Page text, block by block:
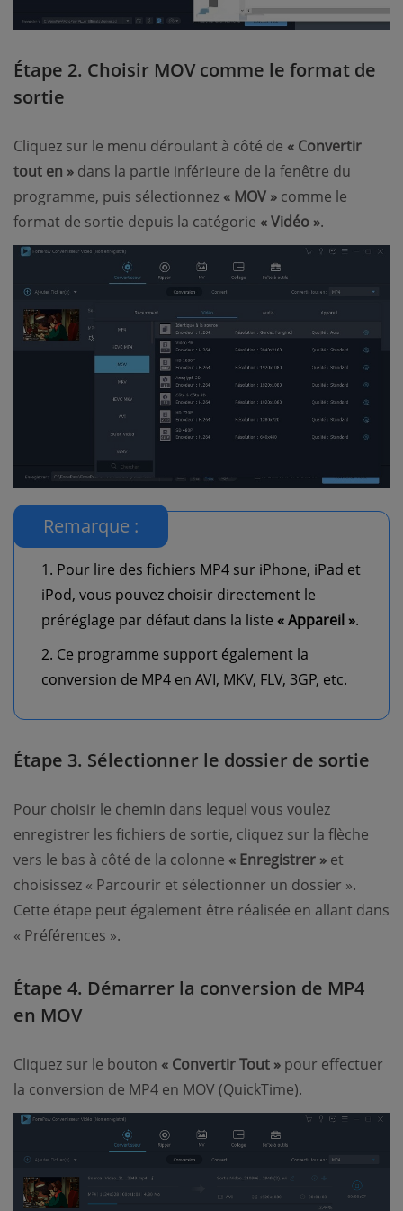
Étape 2. Choisir MOV comme le format de
sortie
Cliquez sur le menu déroulant à côté de « Convertir
tout en » dans la partie inférieure de la fenêtre du
programme, puis sélectionnez « MOV » comme le
format de sortie depuis la catégorie « Vidéo ».
Remarque :
1. Pour lire des fichiers MP4 sur iPhone, iPad et
iPod, vous pouvez choisir directement le
préréglage par défaut dans la liste « Appareil ».
2. Ce programme support également la
conversion de MP4 en AVI, MKV, FLV, 3GP, etc.
Étape 3. Sélectionner le dossier de sortie
Pour choisir le chemin dans lequel vous voulez
enregistrer les fichiers de sortie, cliquez sur la flèche
vers le bas à côté de la colonne « Enregistrer » et
choisissez « Parcourir et sélectionner un dossier ».
Cette étape peut également être réalisée en allant dans
« Préférences ».
Étape 4. Démarrer la conversion de MP4
en MOV
Cliquez sur le bouton « Convertir Tout » pour effectuer
la conversion de MP4 en MOV (QuickTime).